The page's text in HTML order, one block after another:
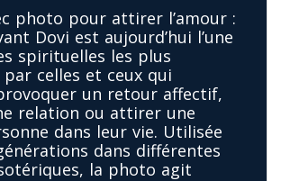
photo pour attirer l’amour :
Dovi est aujourd’hui l’une
spirituelles les plus
par celles et ceux qui
un retour affectif,
relation ou attirer une
dans leur vie. Utilisée
dans différentes
la photo agit